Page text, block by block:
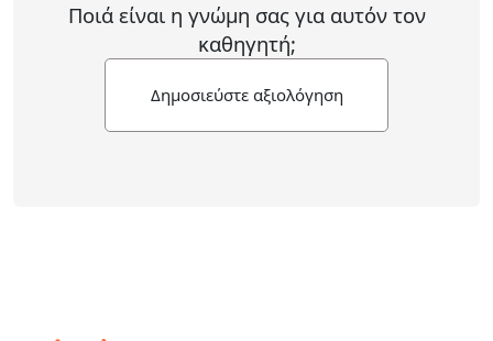
Ποιά είναι η γνώμη σας για αυτόν τον
καθηγητή;
Δημοσιεύστε αξιολόγηση